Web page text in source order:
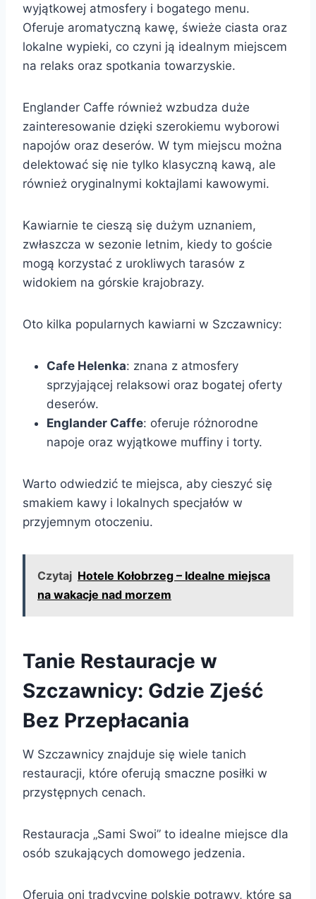
wyjątkowej atmosfery i bogatego menu.
Oferuje aromatyczną kawę, świeże ciasta oraz
lokalne wypieki, co czyni ją idealnym miejscem
na relaks oraz spotkania towarzyskie.
Englander Caffe również wzbudza duże
zainteresowanie dzięki szerokiemu wyborowi
napojów oraz deserów. W tym miejscu można
delektować się nie tylko klasyczną kawą, ale
również oryginalnymi koktajlami kawowymi.
Kawiarnie te cieszą się dużym uznaniem,
zwłaszcza w sezonie letnim, kiedy to goście
mogą korzystać z urokliwych tarasów z
widokiem na górskie krajobrazy.
Oto kilka popularnych kawiarni w Szczawnicy:
Cafe Helenka: znana z atmosfery
sprzyjającej relaksowi oraz bogatej oferty
deserów.
Englander Caffe: oferuje różnorodne
napoje oraz wyjątkowe muffiny i torty.
Warto odwiedzić te miejsca, aby cieszyć się
smakiem kawy i lokalnych specjałów w
przyjemnym otoczeniu.
Czytaj Hotele Kołobrzeg – Idealne miejsca
na wakacje nad morzem
Tanie Restauracje w
Szczawnicy: Gdzie Zjeść
Bez Przepłacania
W Szczawnicy znajduje się wiele tanich
restauracji, które oferują smaczne posiłki w
przystępnych cenach.
Restauracja „Sami Swoi” to idealne miejsce dla
osób szukających domowego jedzenia.
Oferują oni tradycyjne polskie potrawy, które są